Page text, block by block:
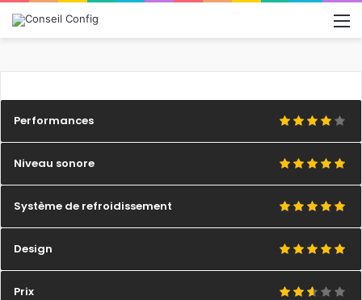
Performances
Niveau sonore
Système de refroidissement
Design
Prix